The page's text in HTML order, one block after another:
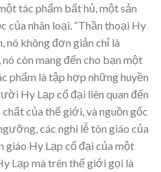
tác phẩm bất hủ, một sản
của nhân loại. “Thần thoại Hy
nó không đơn giản chỉ là
còn mang đến cho bạn một
phẩm là tập hợp những huyền
Hy Lạp cổ đại liên quan đến
chất của thế giới, và nguồn gốc
các nghi lễ tôn giáo của
giáo Hy Lạp cổ đại của một
Lạp mà trên thế giới gọi là